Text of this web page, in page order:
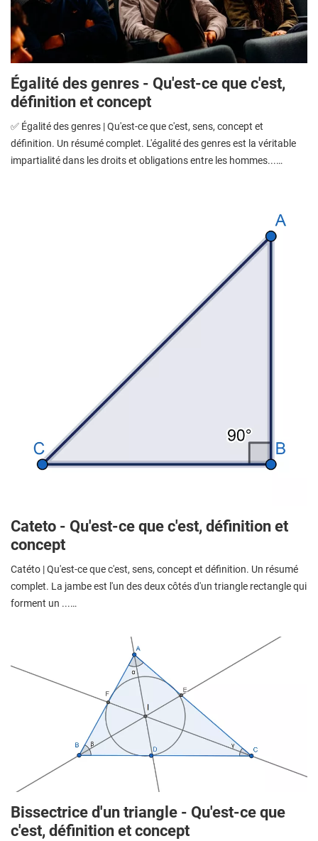
Égalité des genres - Qu'est-ce que c'est,
définition et concept
✅ Égalité des genres | Qu'est-ce que c'est, sens, concept et
définition. Un résumé complet. L'égalité des genres est la véritable
impartialité dans les droits et obligations entre les hommes...…
Cateto - Qu'est-ce que c'est, définition et
concept
Catéto | Qu'est-ce que c'est, sens, concept et définition. Un résumé
complet. La jambe est l'un des deux côtés d'un triangle rectangle qui
forment un ...…
Bissectrice d'un triangle - Qu'est-ce que
c'est, définition et concept